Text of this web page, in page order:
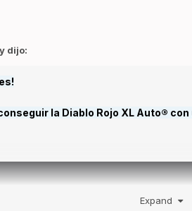
dijo:
la Diablo Rojo XL Auto®
Expand